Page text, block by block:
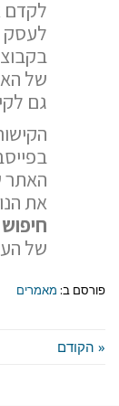
לקדם
לעסק
של
גם
האתר
את
חיפוש
של
פורסם ב: מאמרים
« הקודם